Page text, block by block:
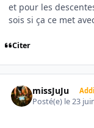
et pour les
sois si ça ce met
Citer
missJuJu
Posté(e) le 23